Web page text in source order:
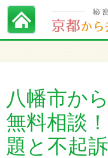
八幡市か
無料相談
題と不起訴